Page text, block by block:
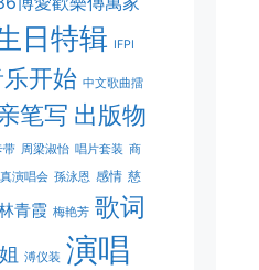
日特辑 IFPI
开始 中文歌曲擂
笔写 出版物
带 周梁淑怡 唱片套装 商
演唱会 孫泳恩 感情 慈
青霞 梅艳芳 歌词
溥仪装 演唱